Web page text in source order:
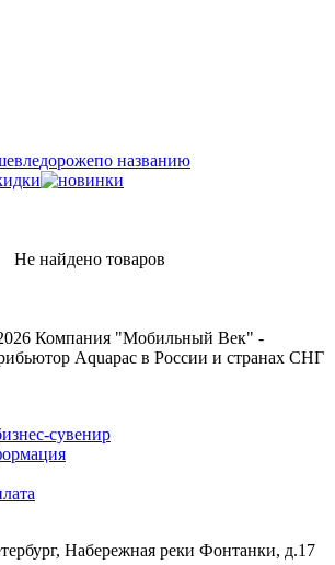
дорожепо названию
Не найдено товаров
Компания "Мобильный Век" -
Aquapac в России и странах СНГ
сувенир
Набережная реки Фонтанки, д.17